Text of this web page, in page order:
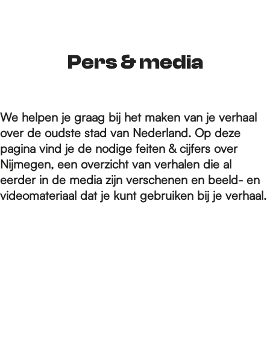
d
e
h
o
Pers & media
We helpen je graag bij het maken van je verhaal
over de oudste stad van Nederland. Op deze
pagina vind je de nodige feiten & cijfers over
Nijmegen, een overzicht van verhalen die al
eerder in de media zijn verschenen en beeld- en
videomateriaal dat je kunt gebruiken bij je verhaal.